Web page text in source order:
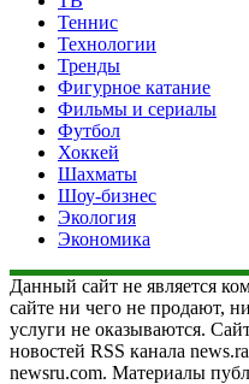
Теннис
Технологии
Тренды
Фигурное катание
Фильмы и сериалы
Футбол
Хоккей
Шахматы
Шоу-бизнес
Экология
Экономика
Данный сайт не является
сайте ни чего не продают,
услуги не оказываются.
новостей RSS канала
newsru.com. Материалы